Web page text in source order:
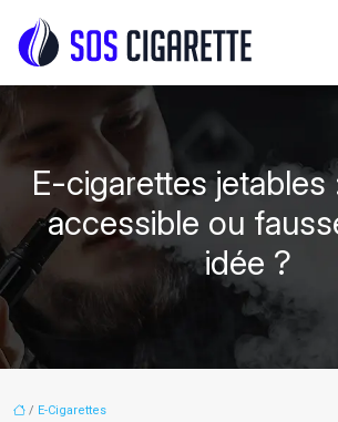
E-cigarettes jetables
accessible ou
idée ?
/ E-Cigarettes